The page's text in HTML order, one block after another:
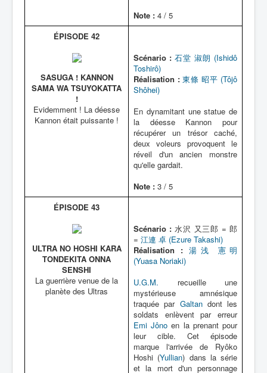
Note : 4 / 5
ÉPISODE 42
SASUGA ! KANNON
SAMA WA TSUYOKATTA
!
Evidemment ! La déesse
Kannon était puissante !
Scénario : 石堂 淑朗 (Ishidô
Toshirô)
Réalisation : 東條 昭平 (Tôjô
Shôhei)
En dynamitant une statue de
la déesse Kannon pour
récupérer un trésor caché,
deux voleurs provoquent le
réveil d'un ancien monstre
qu'elle gardait.
Note : 3 / 5
ÉPISODE 43
ULTRA NO HOSHI KARA
TONDEKITA ONNA
SENSHI
La guerrière venue de la
planète des Ultras
Scénario :水沢 又三郎 = 郎
= 江連 卓 (Ezure Takashi)
Réalisation : 湯浅 憲明
(Yuasa Noriaki)
U.G.M. recueille une
mystérieuse amnésique
traquée par Galtandont les
soldats enlèvent par erreur
Emi Jôno en la prenant pour
leur cible. Cet épisode
marque l'arrivée de Ryôko
Hoshi (Yullian) dans la série
et la mort d'un personnage